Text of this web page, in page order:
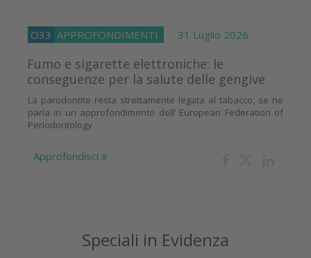
O33 APPROFONDIMENTI 31 Luglio 2026
Fumo e sigarette elettroniche: le
conseguenze per la salute delle gengive
La parodontite resta strettamente legata al tabacco, se ne
parla in un approfondimento dell’ European Federation of
Periodontology
Approfondisci
Speciali in Evidenza